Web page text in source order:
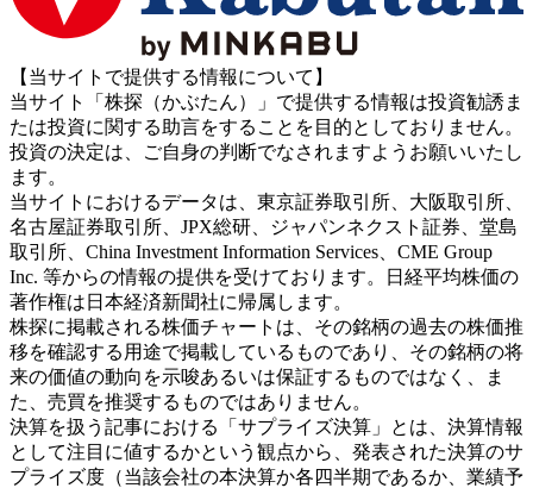
【当サイトで提供する情報について】
当サイト「株探（かぶたん）」で提供する情報は投資勧誘ま
たは投資に関する助言をすることを目的としておりません。
投資の決定は、ご自身の判断でなされますようお願いいたし
ます。
当サイトにおけるデータは、東京証券取引所、大阪取引所、
名古屋証券取引所、JPX総研、ジャパンネクスト証券、堂島
取引所、China Investment Information Services、CME Group
Inc. 等からの情報の提供を受けております。日経平均株価の
著作権は日本経済新聞社に帰属します。
株探に掲載される株価チャートは、その銘柄の過去の株価推
移を確認する用途で掲載しているものであり、その銘柄の将
来の価値の動向を示唆あるいは保証するものではなく、ま
た、売買を推奨するものではありません。
決算を扱う記事における「サプライズ決算」とは、決算情報
として注目に値するかという観点から、発表された決算のサ
プライズ度（当該会社の本決算か各四半期であるか、業績予